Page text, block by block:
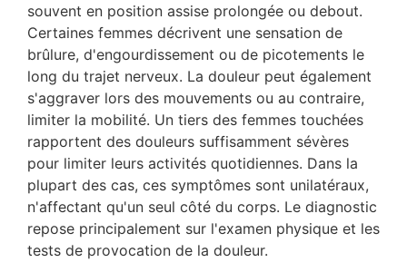
souvent en position assise prolongée ou debout.
Certaines femmes décrivent une sensation de
brûlure, d'engourdissement ou de picotements le
long du trajet nerveux. La douleur peut également
s'aggraver lors des mouvements ou au contraire,
limiter la mobilité. Un tiers des femmes touchées
rapportent des douleurs suffisamment sévères
pour limiter leurs activités quotidiennes. Dans la
plupart des cas, ces symptômes sont unilatéraux,
n'affectant qu'un seul côté du corps. Le diagnostic
repose principalement sur l'examen physique et les
tests de provocation de la douleur.